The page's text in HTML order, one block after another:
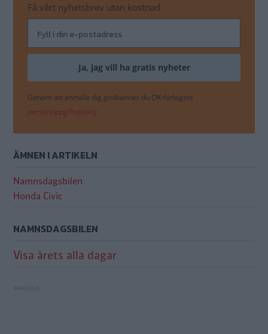
Få vårt nyhetsbrev utan kostnad
Genom att anmäla dig godkänner du OK-förlagets
personuppgiftspolicy.
ÄMNEN I ARTIKELN
Namnsdagsbilen
Honda Civic
NAMNSDAGSBILEN
Visa årets alla dagar